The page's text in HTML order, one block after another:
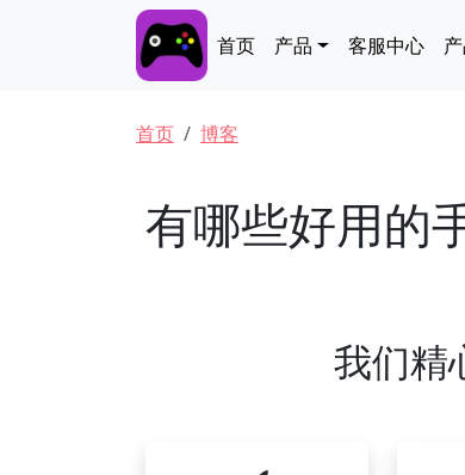
Main navigation
首页 产品 客服中心
面包屑
首页 博客
有哪些好用的
我们精